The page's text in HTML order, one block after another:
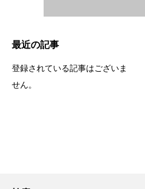
最近の記事
登録されている記事はございま
せん。